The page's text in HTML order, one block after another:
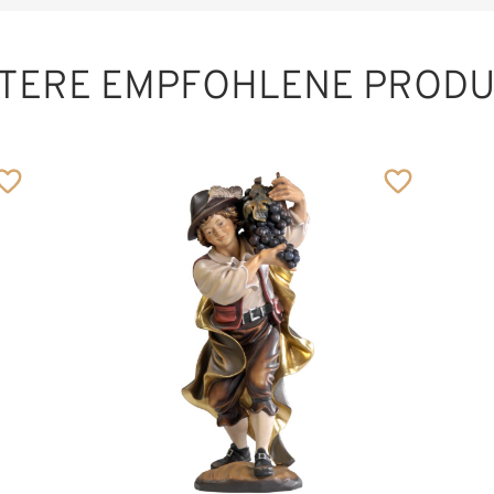
Gärtner
Hinzugefügt zum
Warenkorb
EMPFOHLENE